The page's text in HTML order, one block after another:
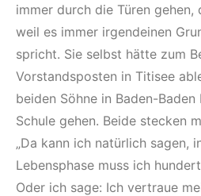
immer durch die Türen gehen,
weil es immer irgendeinen
spricht. Sie selbst hätte zum
Vorstandsposten in Titisee
beiden Söhne in Baden-
Schule gehen. Beide stecken
„Da kann ich natürlich sagen,
Lebensphase muss ich
Oder ich sage: Ich vertraue